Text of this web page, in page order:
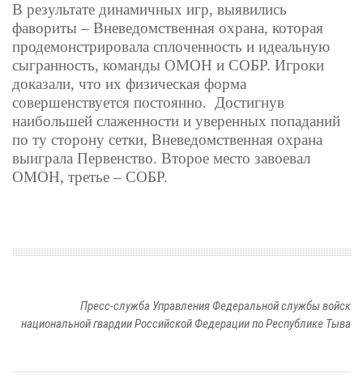
В результате динамичных игр, выявились
фавориты – Вневедомственная охрана, которая
продемонстрировала сплоченность и идеальную
сыгранность, команды ОМОН и СОБР. Игроки
доказали, что их физическая форма
совершенствуется постоянно. Достигнув
наибольшей слаженности и уверенных попаданий
по ту сторону сетки, Вневедомственная охрана
выиграла Первенство. Второе место завоевал
ОМОН, третье – СОБР.
Пресс-служба Управления Федеральной службы войск
национальной гвардии Российской Федерации по Республике Тыва